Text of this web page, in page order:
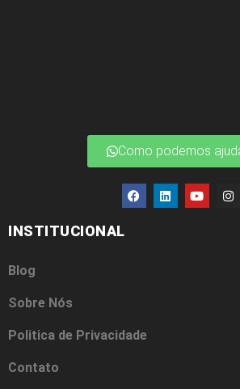
Como podemos
INSTITUCIONAL
Blog
Sobre Nós
Politica de Privacidade
Contato